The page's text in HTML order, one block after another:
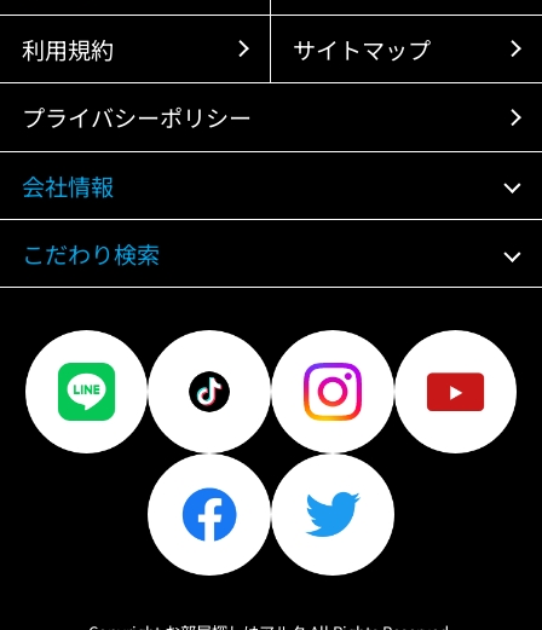
利用規約 サイトマップ
プライバシーポリシー
会社情報
こだわり検索